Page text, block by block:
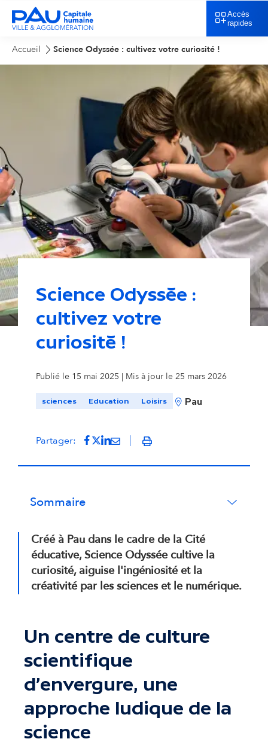
Accès
rapides
Accueil Science Odyssée : cultivez votre curiosité !
Science Odyssée :
cultivez votre
curiosité !
Publié le 15 mai 2025 | Mis à jour le 25 mars 2026
sciences Education Loisirs Pau
Partager: Partager sur Facebook
(s'ouvre dans un nouvel onglet)
Partager sur Twitter
(s'ouvre dans un nouvel onglet)
Partager sur LinkedIn
(s'ouvre dans un nouvel onglet)
Partager par mail
(s'ouvre dans un nouvel
Imprimer
Sommaire
Créé à Pau dans le cadre de la Cité
éducative, Science Odyssée cultive la
curiosité, aiguise l'ingéniosité et la
créativité par les sciences et le numérique.
Un centre de culture
scientifique
d'envergure, une
approche ludique de la
science